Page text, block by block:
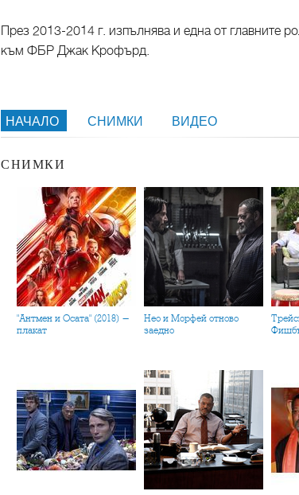
През 2013-2014 г. изпълнява и една от главните
към ФБР Джак Крофърд.
НАЧАЛО СНИМКИ ВИДЕО
СНИМКИ
"Антмен и Осата" (2018) -
плакат
Нео и Морфей отново
заедно
Трейси Елис Рос и Лорънс